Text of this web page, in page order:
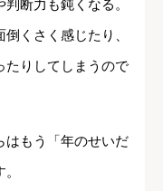
断力も鈍くなる。
くさく感じたり、
たりしてしまうので
はもう「年のせいだ